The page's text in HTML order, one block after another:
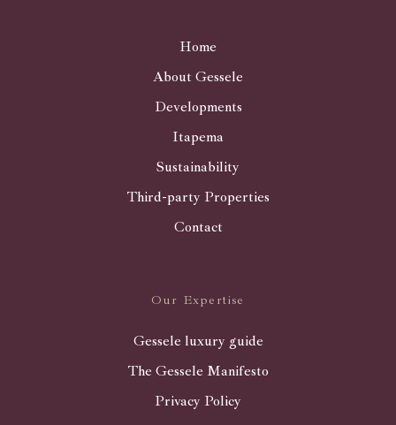
Home
About Gessele
Developments
Itapema
Sustainability
Third-party Properties
Contact
Our Expertise
Gessele luxury guide
The Gessele Manifesto
Privacy Policy